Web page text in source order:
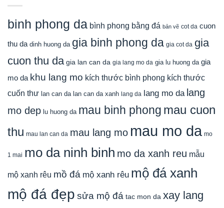
binh phong da bình phong bằng đá bản vẽ cot da cuon
thu da dinh huong da gia binh phong da gia cot da gia
cuon thu da gia lan can da gia lang mo da gia lu huong da gia
mo da khu lang mo kích thước bình phong kích thước
cuốn thư lan can da lan can da xanh lang da lang mo da lang
mo dep lu huong da mau binh phong mau cuon
thu mau lan can da mau lang mo mau mo da mo
1 mai mo da ninh binh mo da xanh reu mẫu
mộ xanh rêu mồ đá mộ xanh rêu mộ đá xanh
mộ đá đẹp sửa mộ đá tac mon da xay lang